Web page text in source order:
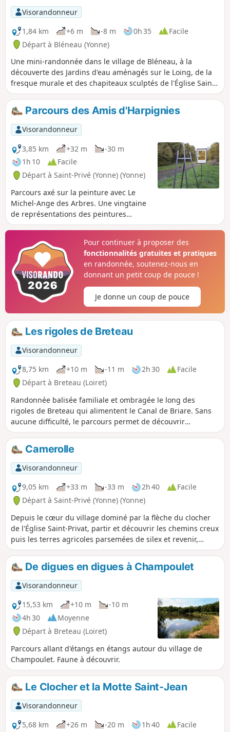
Visorandonneur
1,84 km
+6 m -8 m 0h 35
Facile
Départ à Bléneau (Yonne)
Une mini-randonnée dans le village de Bléneau, à la
découverte des Jardins d'eau aménagés sur le Loing, de la
fresque murale et des chapiteaux sculptés de l'Église Saint-
Loup de Troyes, de la Fontaine Châtaignier et d'un lavoir.
Parcours des Amis d'Harpignies
Visorandonneur
3,85 km
+32 m
-30 m
1h 10
Facile
Départ à Saint-Privé (Yonne) (Yonne)
Parcours axé sur la peinture avec Le
Michel-Ange des Arbres. Une vingtaine
de représentations des peintures
d'Henri Harpignies jalonnent cette
creux et points de vue de Puisaye.Saint-
Privé est classé dans les villages "Cités
de caractères de Bourgogne - Franche-
Comté".
Pour continuer à proposer des
fonctionnalités gratuites et pratiques
en randonnée, soutenez-nous en
donnant un petit coup de pouce !
Je donne un coup de pouce
Les rigoles de Breteau
Visorandonneur
8,75 km
+10 m -11 m 2h 30
Facile
Départ à Breteau (Loiret)
Randonnée balisée familiale et ombragée le long des
rigoles de Breteau qui alimentent le Canal de Briare. Sans
aucune difficulté, le parcours permet de découvrir
également l'Étang de la Grande Rue et son barrage.
Praticable en poussette ou vélo, vous profiterez de la
douceur des sous-bois l'été et d'un chemin sec en période
humide.
Camerolle
Visorandonneur
9,05 km
+33 m -33 m 2h 40
Facile
Départ à Saint-Privé (Yonne) (Yonne)
Depuis le cœur du village dominé par la flèche du clocher
de l'Église Saint-Privat, partir et découvrir les chemins creux
puis les terres agricoles parsemées de silex et revenir,
toujours dans ce paysage travaillé par l'homme, en
longeant la Rigole de Saint-Privé.
De digues en digues à Champoulet
Visorandonneur
15,53 km
+10 m
-10 m
4h 30
Moyenne
Départ à Breteau (Loiret)
Parcours allant d'étangs en étangs autour du village de
Champoulet. Faune à découvrir.
Le Clocher et la Motte Saint-Jean
Visorandonneur
5,68 km
+26 m -20 m 1h 40
Facile